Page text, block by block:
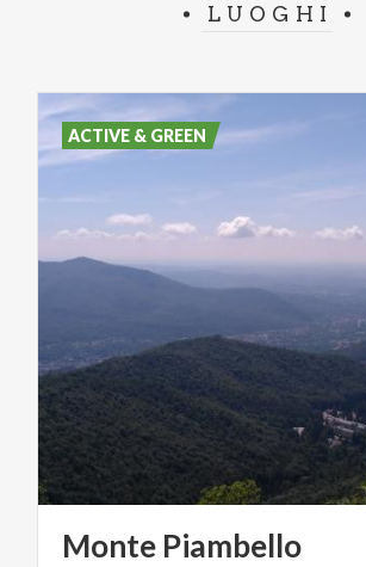
LUOGHI
Monte Piambello
ACTIVE & GREEN